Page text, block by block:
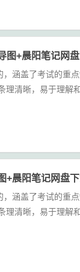
图+晨阳笔记网
涵盖了考试的重
清晰，易于理解
+晨阳笔记网盘
涵盖了考试的重
清晰，易于理解